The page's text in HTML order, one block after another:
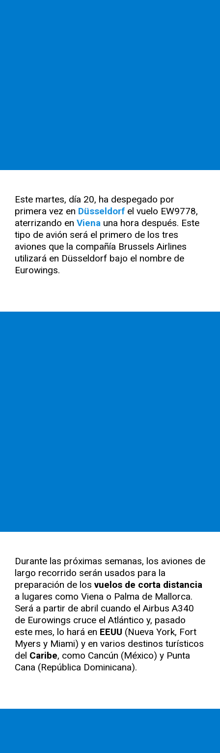
Este martes, día 20, ha despegado por
primera vez en Düsseldorf el vuelo EW9778,
aterrizando en Viena una hora después. Este
tipo de avión será el primero de los tres
aviones que la compañía Brussels Airlines
utilizará en Düsseldorf bajo el nombre de
Eurowings.
Durante las próximas semanas, los aviones de
largo recorrido serán usados para la
preparación de los vuelos de corta distancia
a lugares como Viena o Palma de Mallorca.
Será a partir de abril cuando el Airbus A340
de Eurowings cruce el Atlántico y, pasado
este mes, lo hará en EEUU (Nueva York, Fort
Myers y Miami) y en varios destinos turísticos
del Caribe, como Cancún (México) y Punta
Cana (República Dominicana).